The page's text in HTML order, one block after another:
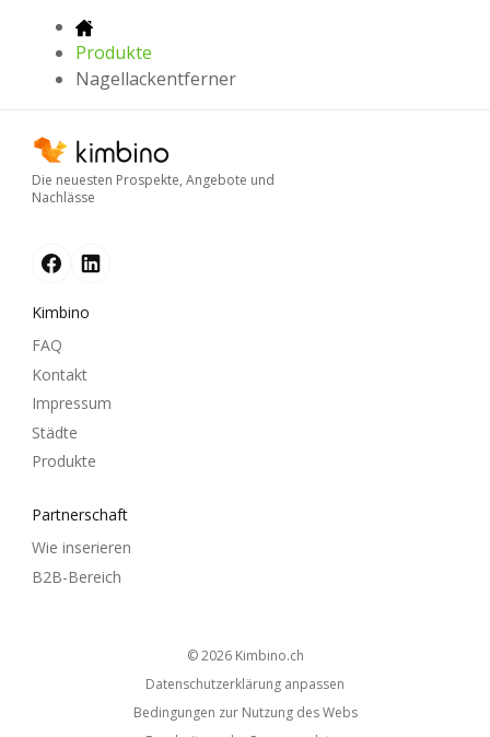
Produkte
Nagellackentferner
Die neuesten Prospekte, Angebote und
Nachlässe
Kimbino
FAQ
Kontakt
Impressum
Städte
Produkte
Partnerschaft
Wie inserieren
B2B-Bereich
© 2026 kimbino.ch
Datenschutzerklärung anpassen
Bedingungen zur Nutzung des Webs